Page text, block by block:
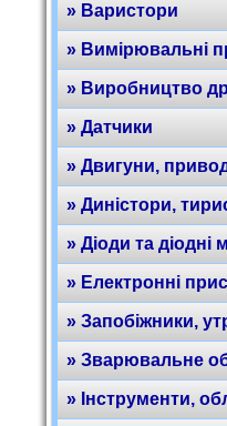
» Варистори
» Вимірювальні
» Виробництво
» Датчики
» Двигуни,
» Диністори,
» Діоди та діодні
» Електронні
» Запобіжники,
» Зварювальне
» Інструменти,